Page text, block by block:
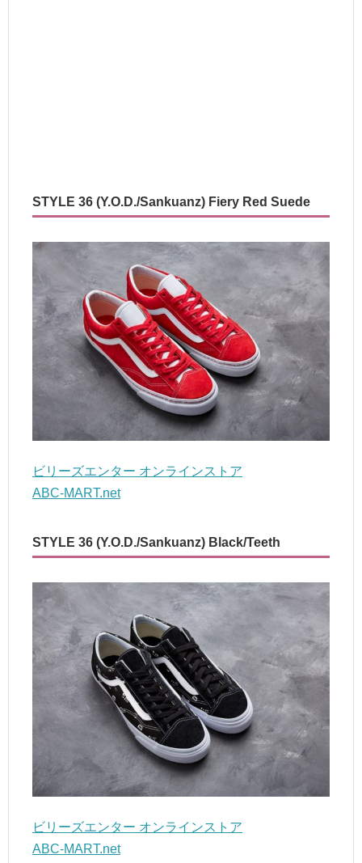
STYLE 36 (Y.O.D./Sankuanz) Fiery Red Suede
ビリーズエンター オンラインストア
ABC-MART.net
STYLE 36 (Y.O.D./Sankuanz) Black/Teeth
ビリーズエンター オンラインストア
ABC-MART.net